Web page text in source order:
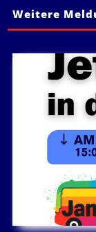
Weitere